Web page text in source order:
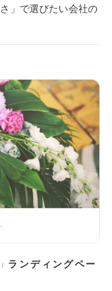
」で選びたい会社の
/ ランディングペー